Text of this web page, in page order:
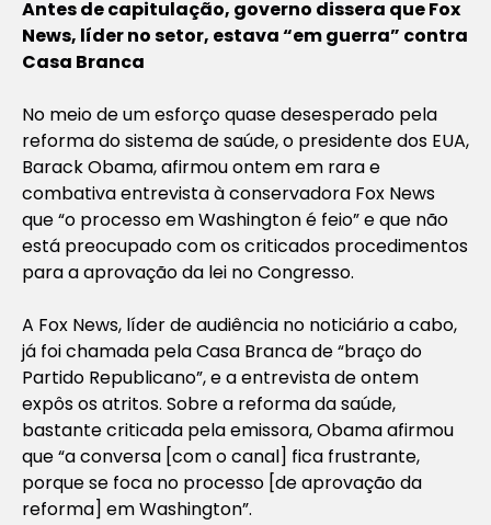
Antes de capitulação, governo dissera que Fox
News, líder no setor, estava “em guerra” contra
Casa Branca
No meio de um esforço quase desesperado pela
reforma do sistema de saúde, o presidente dos EUA,
Barack Obama, afirmou ontem em rara e
combativa entrevista à conservadora Fox News
que “o processo em Washington é feio” e que não
está preocupado com os criticados procedimentos
para a aprovação da lei no Congresso.
A Fox News, líder de audiência no noticiário a cabo,
já foi chamada pela Casa Branca de “braço do
Partido Republicano”, e a entrevista de ontem
expôs os atritos. Sobre a reforma da saúde,
bastante criticada pela emissora, Obama afirmou
que “a conversa [com o canal] fica frustrante,
porque se foca no processo [de aprovação da
reforma] em Washington”.